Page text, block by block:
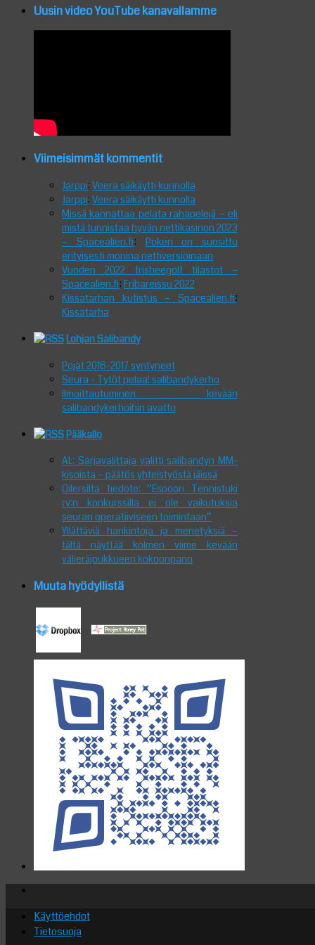
Uusin video YouTube kanavallamme
Viimeisimmät kommentit
Jarppi: Veera säikäytti kunnolla
Jarppi: Veera säikäytti kunnolla
Missä kannattaa pelata rahapelejä – eli
mistä tunnistaa hyvän nettikasinon 2023
– Spacealien.fi: Pokeri on suosittu
erityisesti monina nettiversioinaan
Vuoden 2022 frisbeegolf tilastot –
Spacealien.fi: Fribareissu 2022
Kissatarhan kutistus – Spacealien.fi:
Kissatarha
Lohjan Salibandy
Pojat 2016-2017 syntyneet
Seura - Tytöt pelaa! salibandykerho
Ilmoittautuminen kevään
salibandykerhoihin avattu
Pääkallo
AL: Sarjavalittaja valitti salibandyn MM-
kisoista – päätös yhteistyöstä jäissä
Oilersilta tiedote: ”Espoon Tennistuki
ry:n konkurssilla ei ole vaikutuksia
seuran operatiiviseen toimintaan”
Yllättäviä hankintoja ja menetyksiä –
tältä näyttää kolmen viime kevään
välieräjoukkueen kokoonpano
Muuta hyödyllistä
Käyttöehdot
Tietosuoja